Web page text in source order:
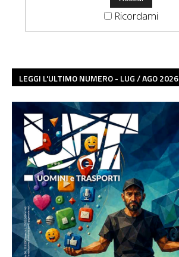
Ricordami
LEGGI L'ULTIMO NUMERO - LUG / AGO 2026